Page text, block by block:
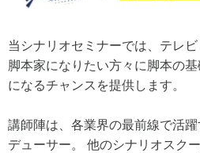
当シナリオセミナーでは、テレ
脚本家になりたい方々に脚本の
になるチャンスを提供します。
講師陣は、各業界の最前線で活
デューサー。 他のシナリオスク